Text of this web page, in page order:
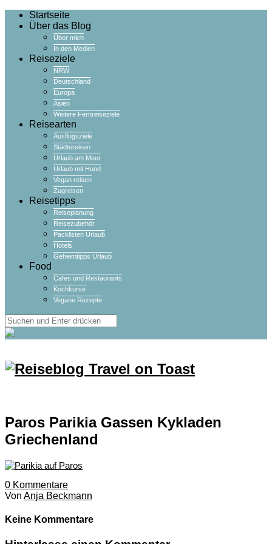
Startseite
Über das Blog
Über mich
In den Medien
Reiseziele
NRW
Deutschland
Europa
Asien
Weitere Fernreiseziele
Reisearten
Ausflugsziele
Städtereisen
Urlaub am Meer
Urlaub mit Hund
Vegan reisen
Zugreisen
Reisetipps
Reiseplanung
Reisezubehör
Packlisten Urlaub
Hotels
Geheimtipps Urlaub
Food
Cafes und Restaurants
Kochkurse
Vegane Rezepte
Paros Parikia Gassen Kykladen
Griechenland
0 Kommentare
Von Anja Beckmann
Keine Kommentare